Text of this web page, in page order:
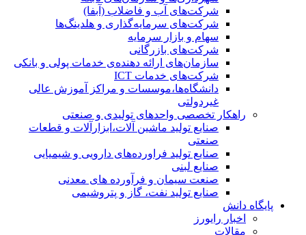
شرکت‌های آب و فاضلاب (آبفا)
شرکت‌های سرمایه‌گذاری و هلدینگ‌ها
سهام و بازار سرمایه
شرکت‌های بازرگانی
سازمان‌های ارائه دهنده‌ی خدمات پولی و بانکی
شرکت‌های خدمات ICT
دانشگاه‌ها،موسسات و مراکز آموزش عالی
غیردولتی
راهکار تخصصی واحدهای تولیدی و صنعتی
صنایع توليد ماشين آلات،ابزارآلات و قطعات
صنعتی
صنایع تولید فراورده‌های دارویی و شیمیایی
صنایع لبنی
صنعت سیمان و فرآورده های معدنی
صنایع تولید نفت، گاز و پتروشيمی
پایگاه دانش
اخبار رایورز
مقالات